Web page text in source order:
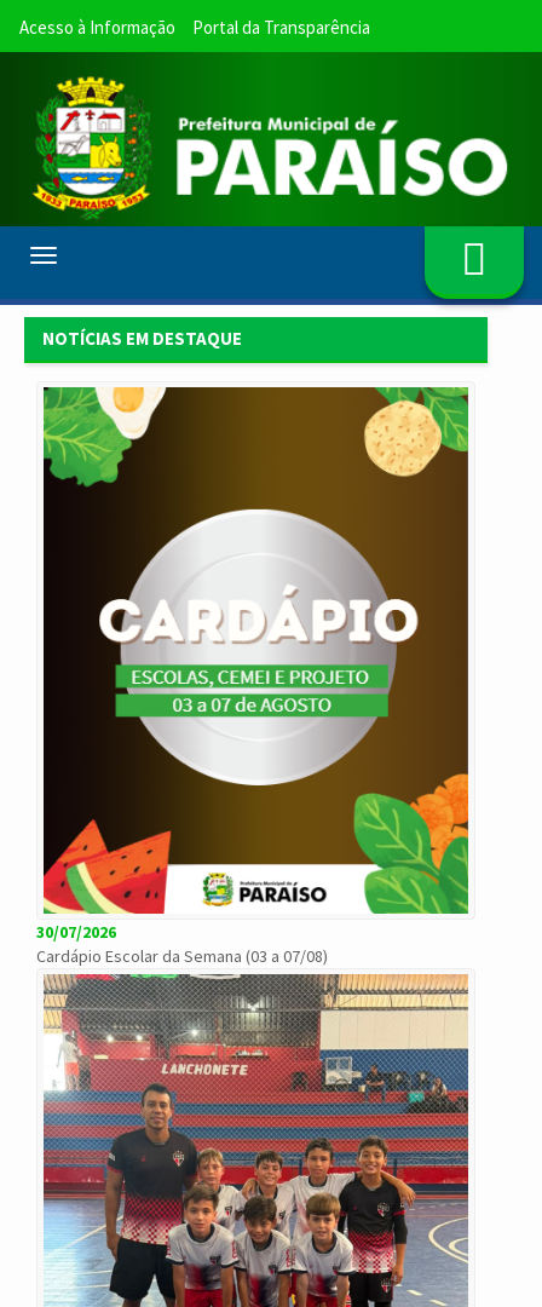
Acesso à Informação Portal da Transparência
Toggle
NOTÍCIAS EM DESTAQUE
30/07/2026
Cardápio Escolar da Semana (03 a 07/08)